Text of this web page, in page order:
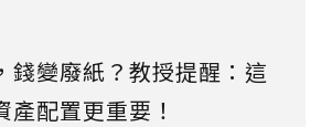
錢變廢紙？教授提醒：這
產配置更重要！